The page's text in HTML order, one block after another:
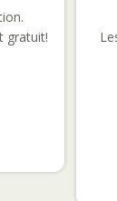
gratuit!